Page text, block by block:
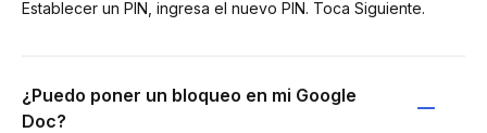
Establecer un PIN, ingresa el nuevo PIN. Toca Siguiente.
¿Puedo poner un bloqueo en mi Google
Doc?